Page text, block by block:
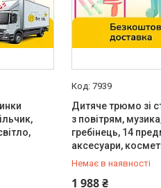
7939
Дитяче трюмо зі
з повітрям,
гребінець, 14
аксесуари,
Немає в наявності
1 988 ₴
0 (800) 33-98-35